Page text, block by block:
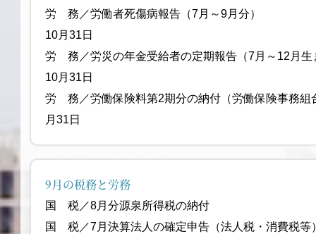
労 務／労働者死傷病報告
10月31日
労 務／労災の年金受給者の定期報告
10月31日
労 務／労働保険料第2期分の納付（労働保険事務組
月31日
9月の税務と労務
国 税／8月分源泉所得税
国 税／7月決算法人の確定申告（法人